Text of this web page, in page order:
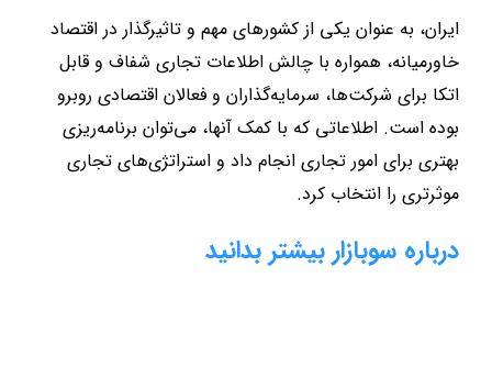
ایران، به عنوان یکی از کشورهای مهم و تاثیرگذار در اقتصاد
خاورمیانه، همواره با چالش اطلاعات تجاری شفاف و قابل
اتکا برای شرکت‌ها، سرمایه‌گذاران و فعالان اقتصادی روبرو
بوده است. اطلاعاتی که با کمک آنها، می‌توان برنامه‌ریزی
بهتری برای امور تجاری انجام داد و استراتژی‌های تجاری
موثرتری را انتخاب کرد.
درباره سوبازار بیشتر بدانید